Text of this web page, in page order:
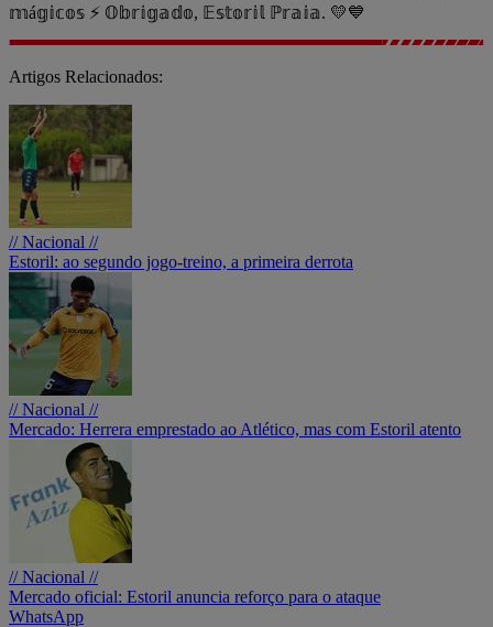
𝕞á𝕘𝕚𝕔𝕠𝕤 ⚡ 𝕆𝕓𝕣𝕚𝕘𝕒𝕕𝕠, 𝔼𝕤𝕥𝕠𝕣𝕚𝕝 ℙ𝕣𝕒𝕚𝕒. 💛💙
Artigos Relacionados:
// Nacional //
Estoril: ao segundo jogo-treino, a primeira derrota
// Nacional //
Mercado: Herrera emprestado ao Atlético, mas com Estoril atento
// Nacional //
Mercado oficial: Estoril anuncia reforço para o ataque
WhatsApp